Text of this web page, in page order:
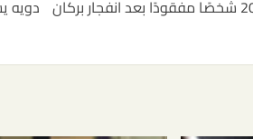
إندونيسيا تعمل على إنقاذ 20 شخصًا مفقودًا بعد انفجار بركان دويه